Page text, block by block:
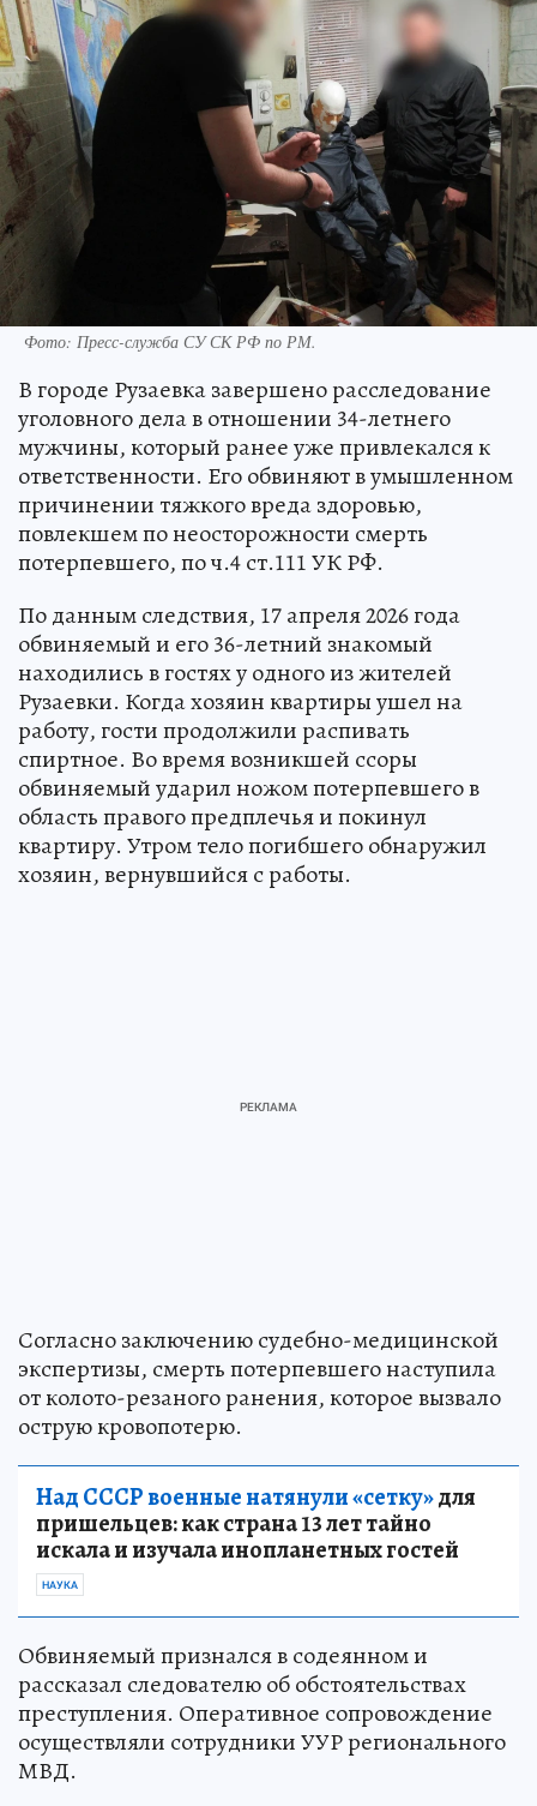
Фото: Пресс-служба СУ СК РФ по РМ.
В городе Рузаевка завершено расследование
уголовного дела в отношении 34-летнего
мужчины, который ранее уже привлекался к
ответственности. Его обвиняют в умышленном
причинении тяжкого вреда здоровью,
повлекшем по неосторожности смерть
потерпевшего, по ч.4 ст.111 УК РФ.
По данным следствия, 17 апреля 2026 года
обвиняемый и его 36-летний знакомый
находились в гостях у одного из жителей
Рузаевки. Когда хозяин квартиры ушел на
работу, гости продолжили распивать
спиртное. Во время возникшей ссоры
обвиняемый ударил ножом потерпевшего в
область правого предплечья и покинул
квартиру. Утром тело погибшего обнаружил
хозяин, вернувшийся с работы.
Согласно заключению судебно-медицинской
экспертизы, смерть потерпевшего наступила
от колото-резаного ранения, которое вызвало
острую кровопотерю.
Над СССР военные натянули «сетку»для
пришельцев: как страна 13 лет тайно
искала и изучала инопланетных гостей
НАУКА
Обвиняемый признался в содеянном и
рассказал следователю об обстоятельствах
преступления. Оперативное сопровождение
осуществляли сотрудники УУР регионального
МВД.